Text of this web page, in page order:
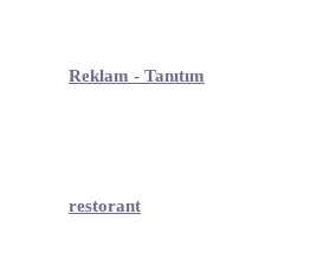
Reklam - Tanıtım
restorant